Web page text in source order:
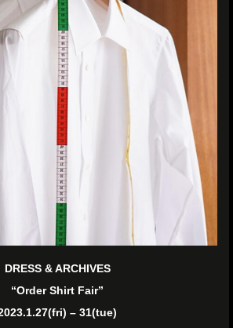
DRESS & ARCHIVES
“Order Shirt Fair”
– 31(tue)